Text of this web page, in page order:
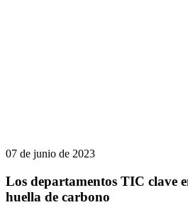
07 de junio de 2023
Los departamentos TIC clave
huella de carbono